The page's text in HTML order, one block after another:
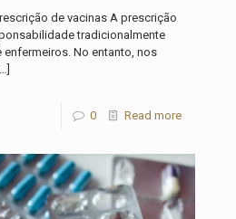
de vacinas A prescrição
tradicionalmente
enfermeiros. No entanto, nos
0 Read more